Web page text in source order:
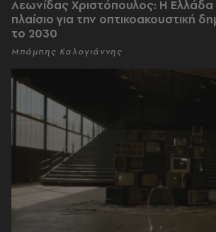
Λεωνίδας Χριστόπουλος: Η Ελλάδα
πλαίσιο για την οπτικοακουστική
το 2030
Μπάμπης Καλογιάννης